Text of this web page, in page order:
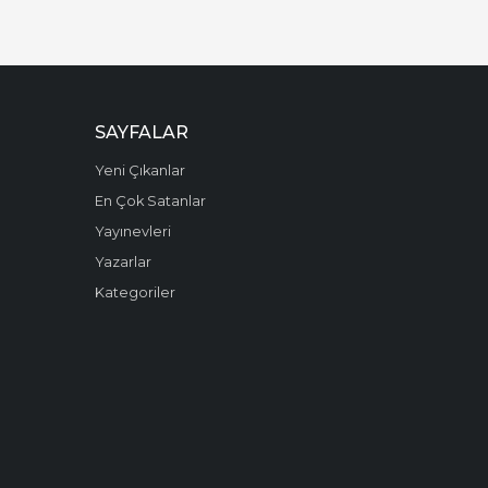
SAYFALAR
Yeni Çıkanlar
En Çok Satanlar
Yayınevleri
Yazarlar
Kategoriler